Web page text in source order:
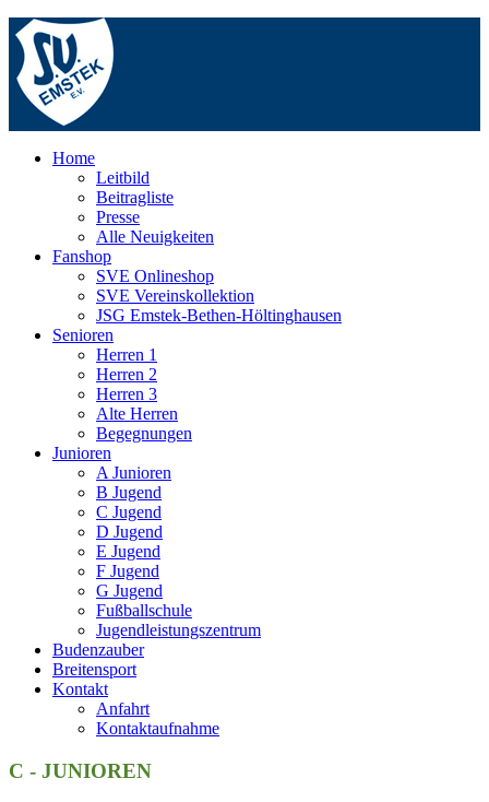
Home
Leitbild
Beitragliste
Presse
Alle Neuigkeiten
Fanshop
SVE Onlineshop
SVE Vereinskollektion
JSG Emstek-Bethen-Höltinghausen
Senioren
Herren 1
Herren 2
Herren 3
Alte Herren
Begegnungen
Junioren
A Junioren
B Jugend
C Jugend
D Jugend
E Jugend
F Jugend
G Jugend
Fußballschule
Jugendleistungszentrum
Budenzauber
Breitensport
Kontakt
Anfahrt
Kontaktaufnahme
C - JUNIOREN